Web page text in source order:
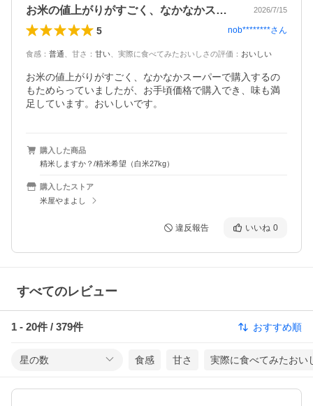
お米の値上がりがすごく、なかなかスーパ… 2026/7/15
5 nob********さん
食感 ： 普通 甘さ ： 甘い 実際に食べてみたおいしさの評価 ： おいしい
お米の値上がりがすごく、なかなかスーパーで購入するの
もためらっていましたが、お手頃価格で購入でき、味も満
足しています。おいしいです。
購入した商品
精米しますか？/精米希望（白米27kg）
購入したストア
米屋やまよし
違反報告 いいね 0
すべてのレビュー
1 - 20件 / 379件 おすすめ順
星の数 食感 甘さ 実際に食べてみたおい